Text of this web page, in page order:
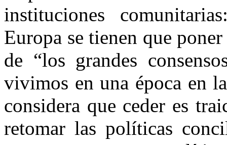
instituciones
Europa se tienen que
de “los grandes
vivimos en una época en
considera que ceder es
retomar las políticas